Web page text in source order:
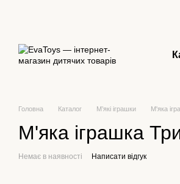
Головна Каталог М’які іграшки М'яка
М'яка іграшка
Немає в наявності Написати відгук